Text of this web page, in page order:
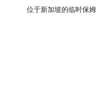
位于新加坡的临时保姆